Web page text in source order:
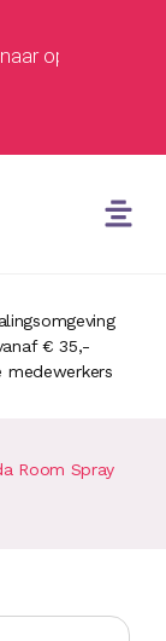
€ 35,-
medewerkers
Room Spray